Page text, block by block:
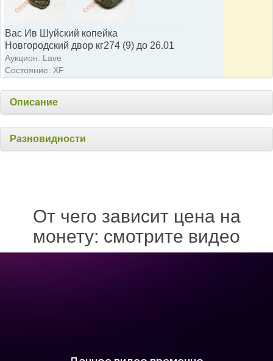
Вас Ив Шуйский копейка
Новгородский двор кг274 (9) до 26.01
Аукцион: Lave
Состояние: XF
Описание
Разновидности
От чего зависит цена на
монету: смотрите видео